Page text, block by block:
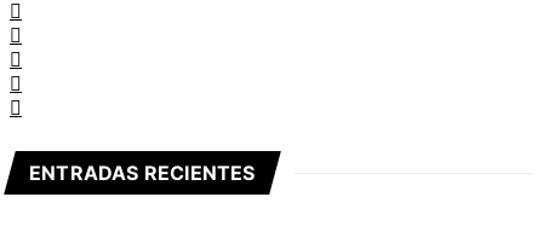
ENTRADAS RECIENTES